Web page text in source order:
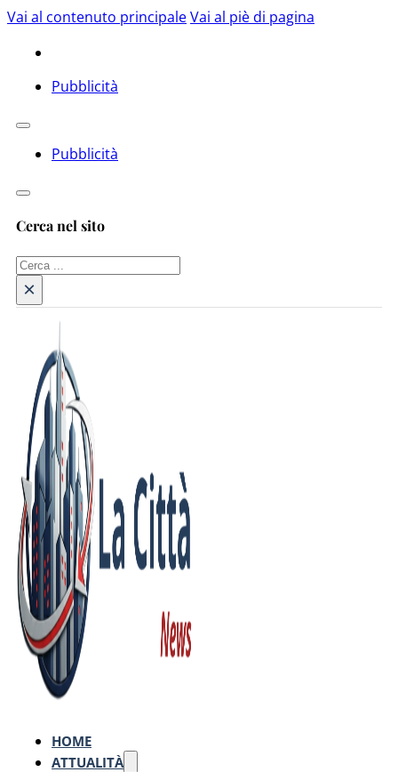
Vai al contenuto principaleVai al piè di pagina
Pubblicità
Pubblicità
Cerca nel sito
Cerca
×
HOME
ATTUALITÀ